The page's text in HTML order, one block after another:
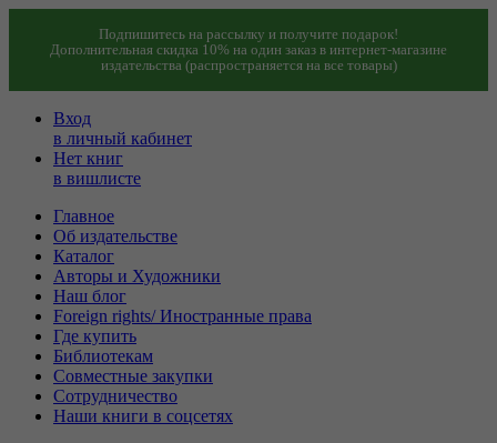
Подпишитесь на рассылку и получите подарок!
Дополнительная скидка 10% на один заказ в интернет-магазине
издательства (распространяется на все товары)
Вход
в личный кабинет
Нет книг
в вишлисте
Главное
Об издательстве
Каталог
Авторы и Художники
Наш блог
Foreign rights/ Иностранные права
Где купить
Библиотекам
Совместные закупки
Сотрудничество
Наши книги в соцсетях